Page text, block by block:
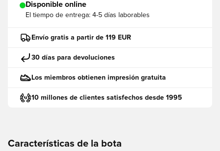
Disponible online
El tiempo de entrega: 4-5 días laborables
Envío gratis a partir de 119 EUR
30 días para devoluciones
Los miembros obtienen impresión gratuita
10 millones de clientes satisfechos desde 1995
Características de la bota